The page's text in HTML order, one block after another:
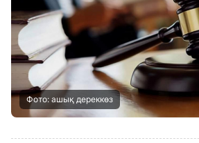
Фото: ашық дереккөз